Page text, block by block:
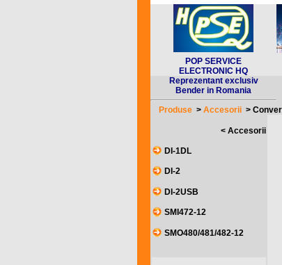
POP SERVICE
ELECTRONIC HQ
Reprezentant exclusiv
Bender in Romania
Produse > Accesorii >
< Accesorii
DI-1DL
DI-2
DI-2USB
SMI472-12
SMO480/481/482-12